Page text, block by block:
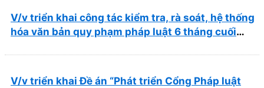
V/v triển khai công tác kiểm tra, rà soát, hệ thống
hóa văn bản quy phạm pháp luật 6 tháng cuối
V/v triển khai Đề án “Phát triển Cổng Pháp luật